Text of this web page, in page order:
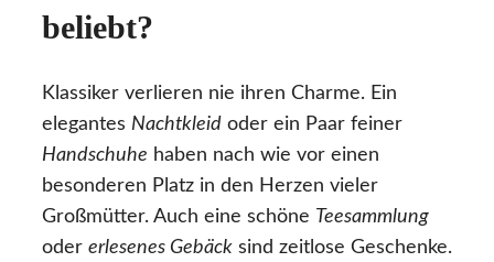
beliebt?
Klassiker verlieren nie ihren Charme. Ein
elegantes Nachtkleid oder ein Paar feiner
Handschuhe haben nach wie vor einen
besonderen Platz in den Herzen vieler
Großmütter. Auch eine schöne Teesammlung
oder erlesenes Gebäck sind zeitlose Geschenke.